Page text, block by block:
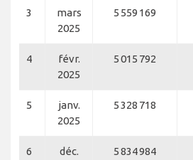
3
mars
2025
5 559 169
4
févr.
2025
5 015 792
5
janv.
2025
5 328 718
6
déc.
5 834 984